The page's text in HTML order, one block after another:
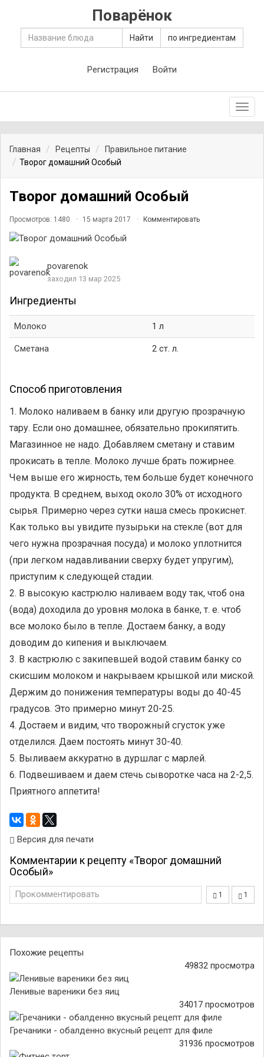
Поварёнок
Найти по ингредиентам
Регистрация Войти
Главная Рецепты
Правильное питание
Творог домашний Особый
Творог домашний Особый
Просмотров: 1480 15 марта 2017 Комментировать
povarenok
заходил 13 мар 2025
Ингредиенты
Молоко 1 л
Сметана 2 ст. л.
Способ приготовления
1. Молоко наливаем в банку или другую прозрачную
тару. Если оно домашнее, обязательно прокипятить.
Магазинное не надо. Добавляем сметану и ставим
прокисать в тепле. Молоко лучше брать пожирнее.
Чем выше его жирность, тем больше будет конечного
продукта. В среднем, выход около 30% от исходного
сырья. Примерно через сутки наша смесь прокиснет.
Как только вы увидите пузырьки на стекле (вот для
чего нужна прозрачная посуда) и молоко уплотнится
(при легком надавливании сверху будет упругим),
приступим к следующей стадии.
2. В высокую кастрюлю наливаем воду так, чтоб она
(вода) доходила до уровня молока в банке, т. е. чтоб
все молоко было в тепле. Достаем банку, а воду
доводим до кипения и выключаем.
3. В кастрюлю с закипевшей водой ставим банку со
скисшим молоком и накрываем крышкой или миской.
Держим до понижения температуры воды до 40-45
градусов. Это примерно минут 20-25.
4. Достаем и видим, что творожный сгусток уже
отделился. Даем постоять минут 30-40.
5. Выливаем аккуратно в дуршлаг с марлей.
6. Подвешиваем и даем стечь сыворотке часа на 2-2,5.
Приятного аппетита!
Версия для печати
Комментарии к рецепту «Творог домашний
Особый»
1 1
Прокомментировать
Похожие рецепты
49832 просмотра
Ленивые вареники без яиц
34017 просмотров
Гречаники - обалденно вкусный рецепт для филе
31936 просмотров